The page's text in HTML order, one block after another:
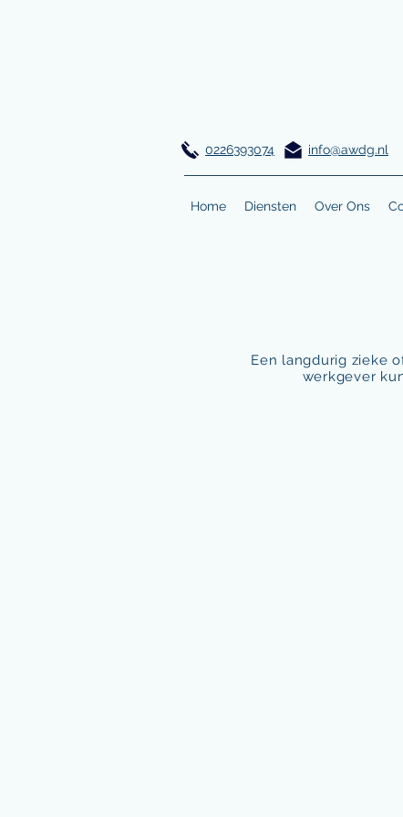
0226393074 info@awdg.nl
Home Diensten Over Ons
Een langdurig zieke
werkgever